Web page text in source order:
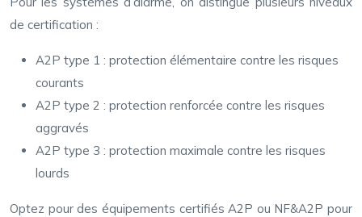
de certification :
A2P type 1 : protection élémentaire contre les risques
courants
A2P type 2 : protection renforcée contre les risques
aggravés
A2P type 3 : protection maximale contre les risques
lourds
Optez pour des équipements certifiés A2P ou NF&A2P pour